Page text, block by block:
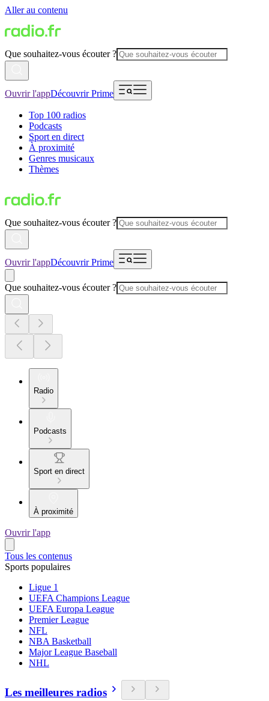
Aller au contenu
Que souhaitez-vous écouter ?
Ouvrir l'appDécouvrir Prime
Top 100 radios
Podcasts
Sport en direct
À proximité
Genres musicaux
Thèmes
Que souhaitez-vous écouter ?
Ouvrir l'appDécouvrir Prime
Que souhaitez-vous écouter ?
Radio
Podcasts
Sport en direct
À proximité
Ouvrir l'app
Tous les contenus
Sports populaires
Ligue 1
UEFA Champions League
UEFA Europa League
Premier League
NFL
NBA Basketball
Major League Baseball
NHL
Les meilleures radios